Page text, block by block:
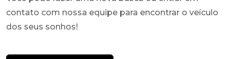
contato com nossa equipe para encontrar o veículo
dos seus sonhos!